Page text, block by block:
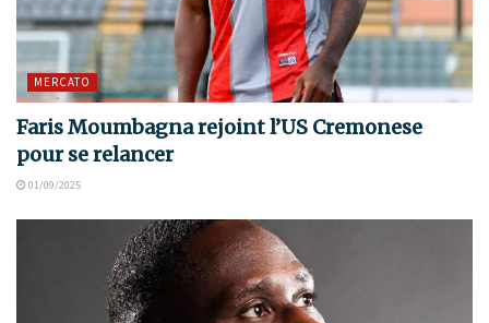
MERCATO
Faris Moumbagna rejoint l’US Cremonese
pour se relancer
01/09/2025